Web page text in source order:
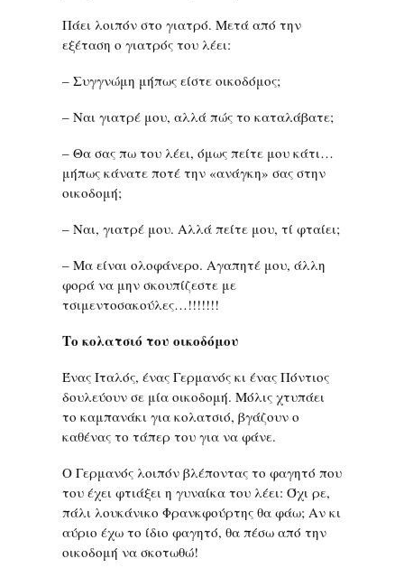
Πάει λοιπόν στο γιατρό. Μετά από την
εξέταση ο γιατρός του λέει:
– Συγγνώμη μήπως είστε οικοδόμος;
– Ναι γιατρέ μου, αλλά πώς το καταλάβατε;
– Θα σας πω του λέει, όμως πείτε μου κάτι…
μήπως κάνατε ποτέ την «ανάγκη» σας στην
οικοδομή;
– Ναι, γιατρέ μου. Αλλά πείτε μου, τί φταίει;
– Μα είναι ολοφάνερο. Αγαπητέ μου, άλλη
φορά να μην σκουπίζεστε με
τσιμεντοσακούλες…!!!!!!!
Το κολατσιό του οικοδόμου
Ένας Ιταλός, ένας Γερμανός κι ένας Πόντιος
δουλεύουν σε μία οικοδομή. Μόλις χτυπάει
το καμπανάκι για κολατσιό, βγάζουν ο
καθένας το τάπερ του για να φάνε.
Ο Γερμανός λοιπόν βλέποντας το φαγητό που
του έχει φτιάξει η γυναίκα του λέει: Όχι ρε,
πάλι λουκάνικο Φρανκφούρτης θα φάω; Αν κι
αύριο έχω το ίδιο φαγητό, θα πέσω από την
οικοδομή να σκοτωθώ!